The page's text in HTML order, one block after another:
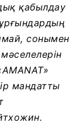
қабылдау
сонымен
мандатты